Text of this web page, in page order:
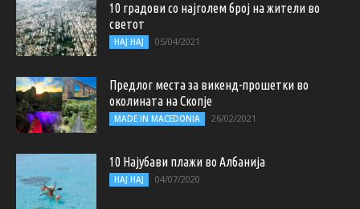
10 градови со најголем број на жители во
светот
НАЈ НАЈ 05/04/2021
Предлог места за викенд-прошетки во
околината на Скопје
MADE IN MACEDONIA 26/02/2021
10 Најубави плажи во Албанија
НАЈ НАЈ 04/07/2020